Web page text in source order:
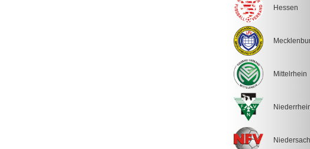
Hessen
Mittelrhein